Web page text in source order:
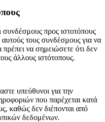
συνδέσμους προς ιστοτόπους
τους συνδέσμους για να
να σημειώσετε ότι δεν
άλλους ιστότοπους.
υπεύθυνοι για την
που παρέχεται κατά
καθώς δεν διέπονται από
δεδομένων.